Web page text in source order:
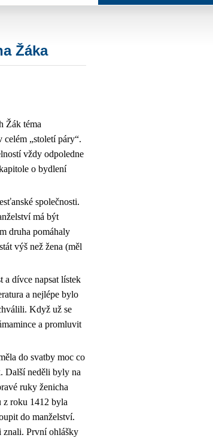
Žáka
Žák téma
„století páry“.
vždy odpoledne
o bydlení
společnosti.
má být
druha pomáhaly
výš než žena (měl
a dívce napsat lístek
a nejlépe bylo
Když už se
a promluvit
do svatby moc co
Další neděli byly na
ruky ženicha
z roku 1412 byla
do manželství.
znali. První ohlášky